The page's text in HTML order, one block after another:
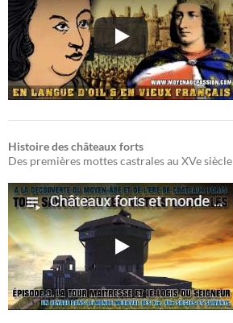
Histoire des châteaux forts
Des premières mottes castrales au XVe siècle